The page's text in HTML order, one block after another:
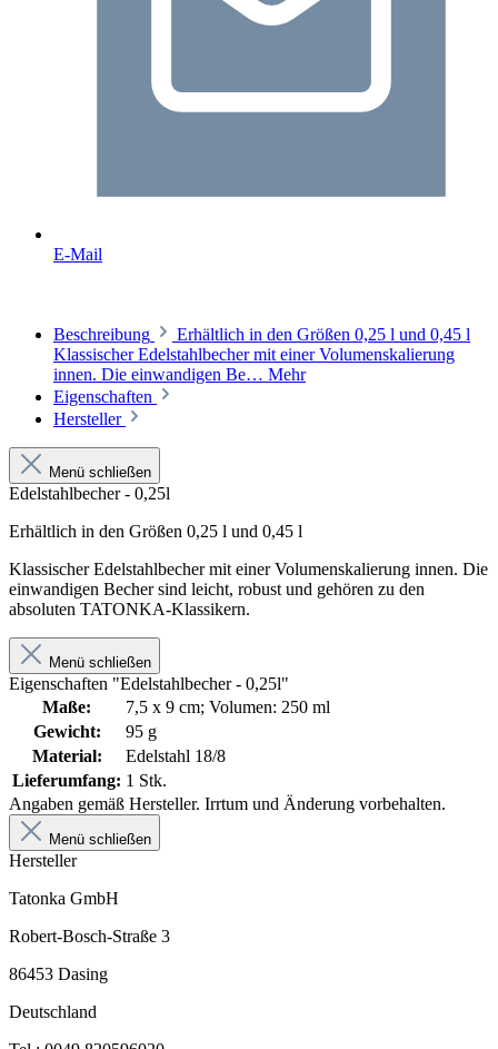
E-Mail
Beschreibung
Erhältlich in den Größen 0,25 l und 0,45 l
Klassischer Edelstahlbecher mit einer Volumenskalierung
innen. Die einwandigen Be… Mehr
Eigenschaften
Hersteller
Menü schließen
Edelstahlbecher - 0,25l
Erhältlich in den Größen 0,25 l und 0,45 l
Klassischer Edelstahlbecher mit einer Volumenskalierung innen. Die
einwandigen Becher sind leicht, robust und gehören zu den
absoluten TATONKA-Klassikern.
Menü schließen
Eigenschaften "Edelstahlbecher - 0,25l"
Maße:
7,5 x 9 cm; Volumen: 250 ml
Gewicht:
95 g
Material:
Edelstahl 18/8
Lieferumfang: 1 Stk.
Angaben gemäß Hersteller. Irrtum und Änderung vorbehalten.
Menü schließen
Hersteller
Tatonka GmbH
Robert-Bosch-Straße 3
86453 Dasing
Deutschland